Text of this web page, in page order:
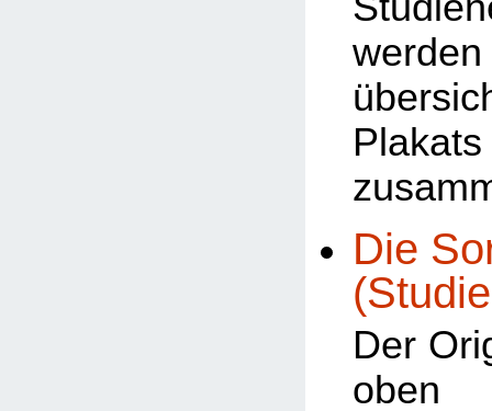
Plakats
Die
Der
oben